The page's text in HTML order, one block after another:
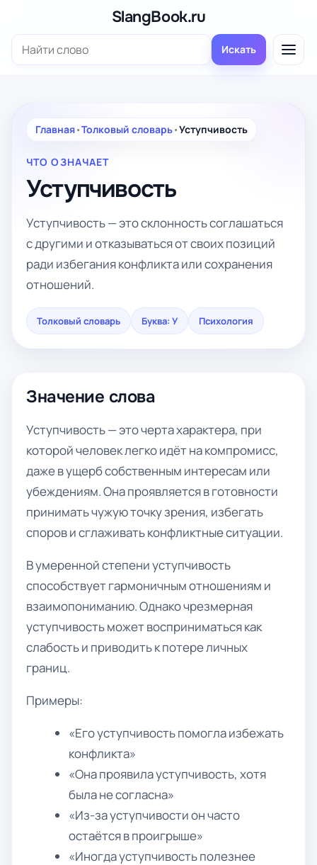
содержимому
SlangBook.ru
Поиск: Искать
Главная•Толковый словарь•Уступчивость
ЧТО ОЗНАЧАЕТ
Уступчивость
Уступчивость — это склонность соглашаться
с другими и отказываться от своих позиций
ради избегания конфликта или сохранения
отношений.
Толковый словарь Буква: У Психология
Значение слова
Уступчивость — это черта характера, при
которой человек легко идёт на компромисс,
даже в ущерб собственным интересам или
убеждениям. Она проявляется в готовности
принимать чужую точку зрения, избегать
споров и сглаживать конфликтные ситуации.
В умеренной степени уступчивость
способствует гармоничным отношениям и
взаимопониманию. Однако чрезмерная
уступчивость может восприниматься как
слабость и приводить к потере личных
границ.
Примеры:
«Его уступчивость помогла избежать
конфликта»
«Она проявила уступчивость, хотя
была не согласна»
«Из-за уступчивости он часто
остаётся в проигрыше»
«Иногда уступчивость полезнее